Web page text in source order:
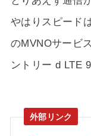
やはりスピード
のMVNOサービ
ントリー d LTE